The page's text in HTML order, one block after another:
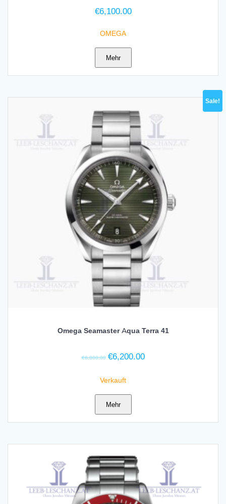
€6,100.00
OMEGA
Mehr
Sale!
Omega Seamaster Aqua Terra 41
€6,800.00 Ursprünglicher
war:
€6,200.00Aktueller
Verkauft
Mehr